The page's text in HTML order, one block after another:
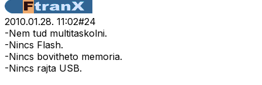
2010.01.28. 11:02#24
-Nem tud multitaskolni.
-Nincs Flash.
-Nincs bovitheto memoria.
-Nincs rajta USB.